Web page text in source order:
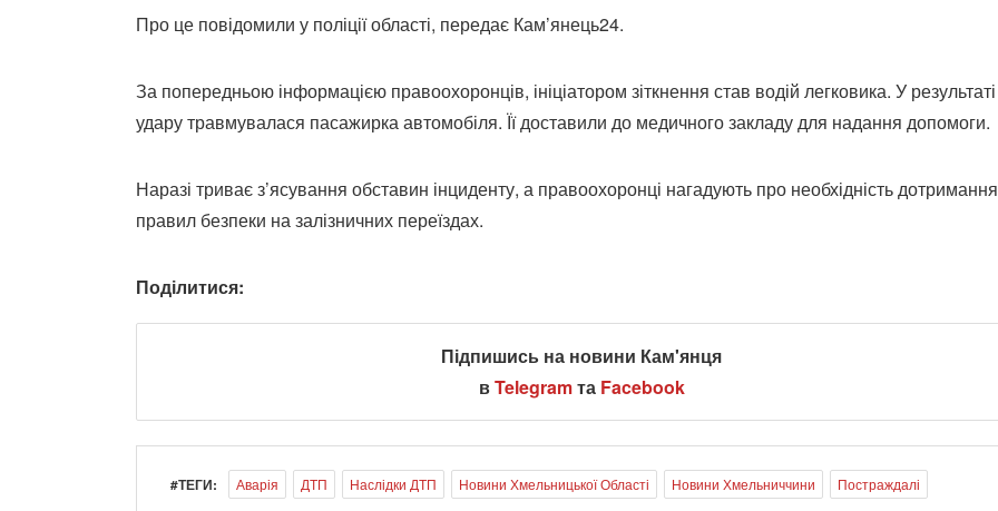
Про це повідомили у поліції області, передає Кам’янець24.
За попередньою інформацією правоохоронців, ініціатором зіткнення став водій легковика. У результаті
удару травмувалася пасажирка автомобіля. Її доставили до медичного закладу для надання допомоги.
Наразі триває з’ясування обставин інциденту, а правоохоронці нагадують про необхідність дотримання
правил безпеки на залізничних переїздах.
Поділитися:
Підпишись на новини Кам'янця
вTelegramта Facebook
#ТЕГИ: Аварія ДТП Наслідки ДТП Новини Хмельницької Області Новини Хмельниччини Постраждалі